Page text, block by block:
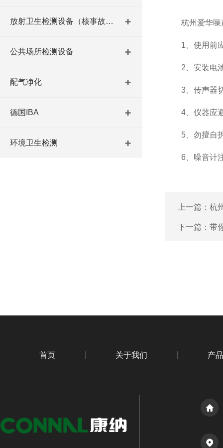
放射卫生检测设备（核事故与放射医学）
公共场所检测设备
配气净化
德国IBA
环境卫生检测
杭州爱华噪
1、使用前应
2、安装电池
3、传声器切
4、仪器应避
5、勿擅自拆
6、噪音计注
上一篇： 杭
下一篇： 带
首页 关于我们 产